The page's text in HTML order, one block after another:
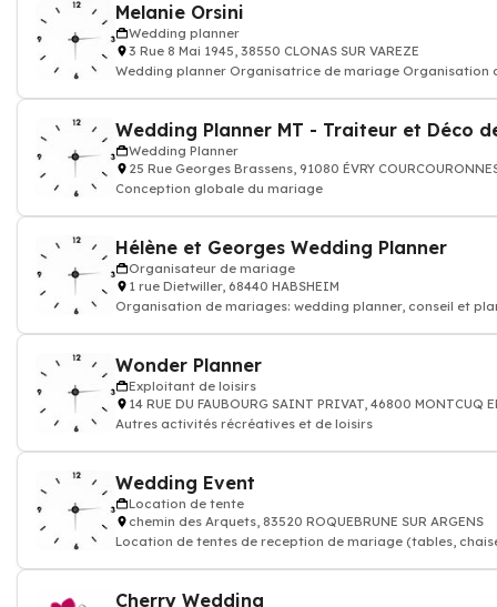
Melanie Orsini
Wedding planner
3 Rue 8 Mai 1945, 38550 CLONAS SUR VAREZE
Wedding planner
Wedding Planner MT - Traiteur et Déco
Wedding Planner
25 Rue Georges Brassens, 91080 ÉVRY
Conception globale du mariage
Hélène et Georges Wedding Planner
Organisateur de mariage
1 rue Dietwiller, 68440 HABSHEIM
Organisation de mariages: wedding planner, conseil et
Wonder Planner
Exploitant de loisirs
14 RUE DU FAUBOURG SAINT PRIVAT, 46800 MONTCUQ
Autres activités récréatives et de loisirs
Wedding Event
Location de tente
chemin des Arquets, 83520 ROQUEBRUNE SUR ARGENS
Location de tentes de reception de mariage (tables,
Cherry Wedding